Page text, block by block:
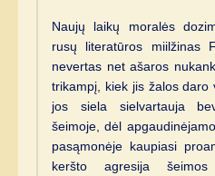
Naujų laikų moralės
rusų literatūros miilžinas
nevertas net ašaros
trikampį, kiek jis žalos daro
jos siela sielvartauja
šeimoje, dėl
pasąmonėje kaupiasi
keršto agresija